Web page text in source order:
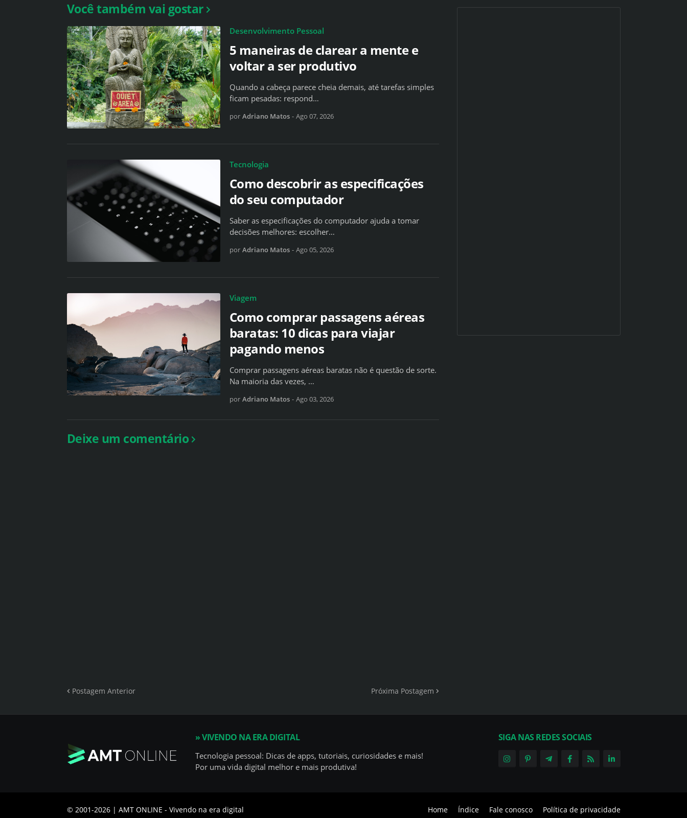
Você também vai gostar
Desenvolvimento Pessoal
5 maneiras de clarear a mente e
voltar a ser produtivo
Quando a cabeça parece cheia demais, até tarefas simples
ficam pesadas: respond…
por Adriano Matos - Ago 07, 2026
Tecnologia
Como descobrir as especificações
do seu computador
Saber as especificações do computador ajuda a tomar
decisões melhores: escolher…
por Adriano Matos - Ago 05, 2026
Viagem
Como comprar passagens aéreas
baratas: 10 dicas para viajar
pagando menos
Comprar passagens aéreas baratas não é questão de sorte.
Na maioria das vezes, …
por Adriano Matos - Ago 03, 2026
Deixe um comentário
Postagem Anterior Próxima Postagem
» VIVENDO NA ERA DIGITAL
Tecnologia pessoal: Dicas de apps, tutoriais, curiosidades e mais!
Por uma vida digital melhor e mais produtiva!
SIGA NAS REDES SOCIAIS
© 2001-2026 | AMT ONLINE - Vivendo na era digital Home Índice Fale conosco Política de privacidade